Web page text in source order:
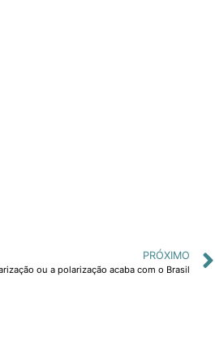
PRÓXIMO
ou a polarização acaba com o Brasil